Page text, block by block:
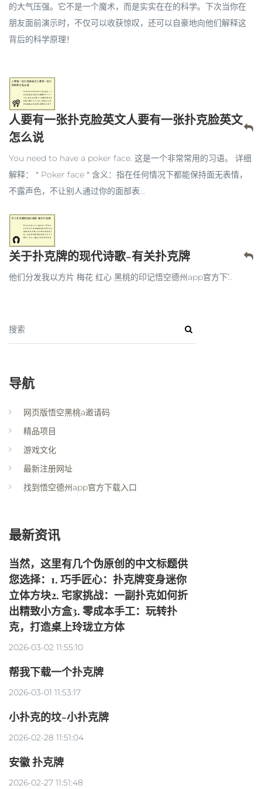
的大气压强。它不是一个魔术，而是实实在在的科学。下次当你在
朋友面前演示时，不仅可以收获惊叹，还可以自豪地向他们解释这
背后的科学原理！
人要有一张扑克脸英文人要有一张扑克脸英文
怎么说
You need to have a poker face. 这是一个非常常用的习语。 详细
解释： * Poker face * 含义：指在任何情况下都能保持面无表情，
不露声色，不让别人通过你的面部表...
关于扑克牌的现代诗歌-有关扑克牌
他们分发我以方片 梅花 红心 黑桃的印记悟空德州app官方下ࣷ...
搜索
导航
网页版悟空黑桃a邀请码
精品项目
游戏文化
最新注册网址
找到悟空德州app官方下载入口
最新资讯
当然，这里有几个伪原创的中文标题供
您选择：1. 巧手匠心：扑克牌变身迷你
立体方块2. 宅家挑战：一副扑克如何折
出精致小方盒3. 零成本手工：玩转扑
克，打造桌上玲珑立方体
2026-03-02 11:55:10
帮我下载一个扑克牌
2026-03-01 11:53:17
小扑克的坟-小扑克牌
2026-02-28 11:51:04
安徽 扑克牌
2026-02-27 11:51:48